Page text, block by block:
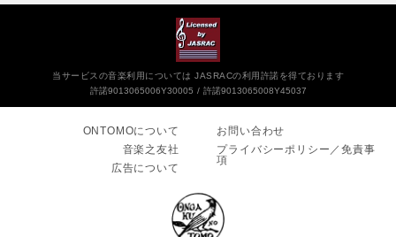
当サービスの音楽利用については JASRACの利用許諾を得ております
許諾9013065006Y30005
許諾9013065008Y45037
ONTOMOについて
音楽之友社
広告について
お問い合わせ
プライバシーポリシー／免責事
項